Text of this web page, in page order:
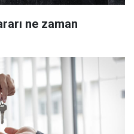
ne zaman